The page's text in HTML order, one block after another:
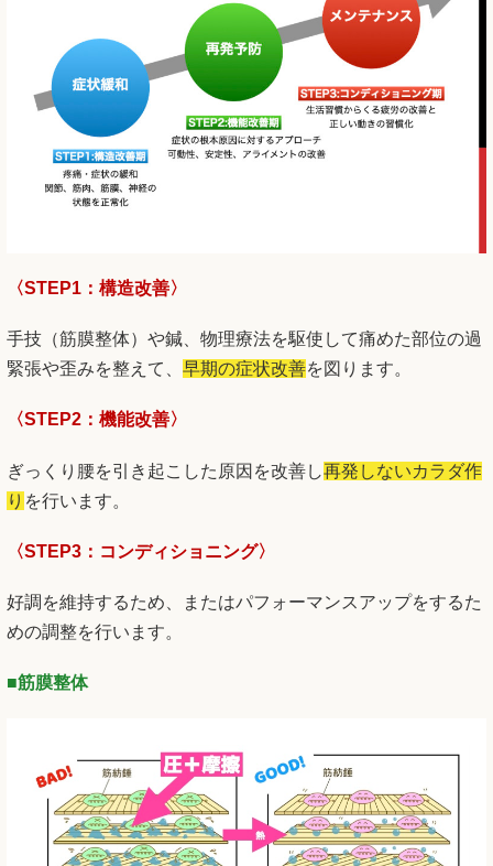
〈STEP1：構造改善〉
手技（筋膜整体）や鍼、物理療法を駆使して痛めた部位の過
緊張や歪みを整えて、 早期の症状改善を図ります。
〈STEP2：機能改善〉
ぎっくり腰を引き起こした原因を改善し再発しないカラダ作
り を行います。
〈STEP3：コンディショニング〉
好調を維持するため、またはパフォーマンスアップをするた
めの調整を行います。
■筋膜整体